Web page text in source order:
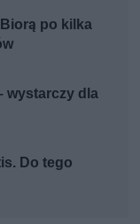
po kilka
wystarczy dla
Do tego